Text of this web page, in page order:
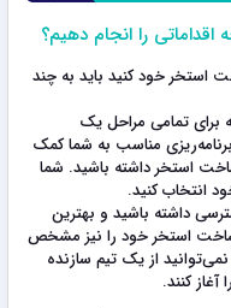
را انجام دهیم؟
استخر خود کنید باید به چند
برای تمامی مراحل یک
مناسب به شما کمک
استخر داشته باشید. شما
انتخاب کنید.
داشته باشید و بهترین
ساخت استخر خود را نیز مشخص
از یک تیم سازنده
کنند.